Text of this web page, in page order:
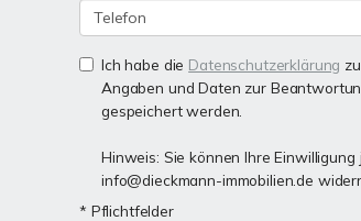
Ich habe die Datenschutzerklärung
Angaben und Daten zur
gespeichert werden.
Hinweis: Sie können Ihre
info@dieckmann-immobilien.de
* Pflichtfelder